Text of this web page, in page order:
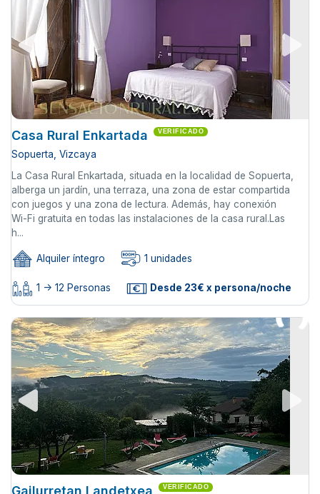
Casa Rural Enkartada VERIFICADO
Sopuerta, Vizcaya
La Casa Rural Enkartada, situada en la localidad de Sopuerta,
alberga un jardín, una terraza, una zona de estar compartida
con juegos y una zona de lectura. Además, hay conexión
Wi-Fi gratuita en todas las instalaciones de la casa rural.Las
h...
Alquiler íntegro 1 unidades
1 -> 12 Personas Desde 23€ x persona/noche
Gailurretan Landetxea VERIFICADO